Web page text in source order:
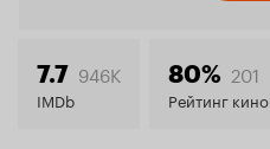
7.7 946K
IMDb
80% 201
Рейтинг